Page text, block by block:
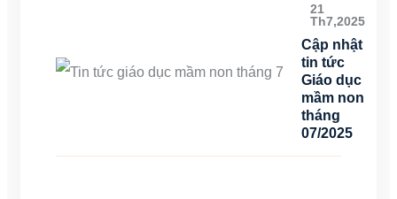
21
Th7,2025
Cập nhật
tin tức
Giáo dục
mầm non
tháng
07/2025